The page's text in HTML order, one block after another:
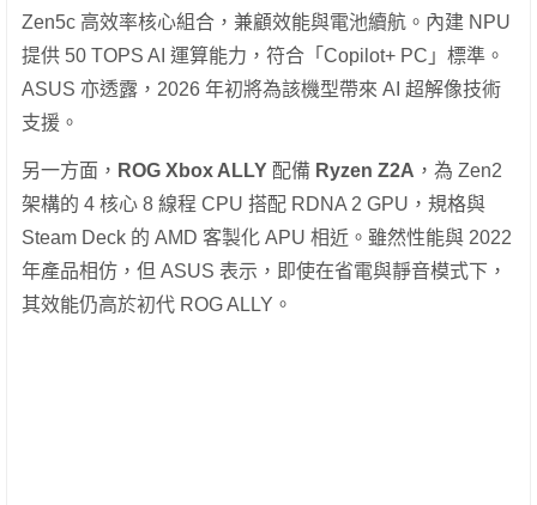
Zen5c 高效率核心組合，兼顧效能與電池續航。內建 NPU
提供 50 TOPS AI 運算能力，符合「Copilot+ PC」標準。
ASUS 亦透露，2026 年初將為該機型帶來 AI 超解像技術
支援。
另一方面， ROG Xbox ALLY 配備 Ryzen Z2A ，為 Zen2
架構的 4 核心 8 線程 CPU 搭配 RDNA 2 GPU，規格與
Steam Deck 的 AMD 客製化 APU 相近。雖然性能與 2022
年產品相仿，但 ASUS 表示，即使在省電與靜音模式下，
其效能仍高於初代 ROG ALLY。